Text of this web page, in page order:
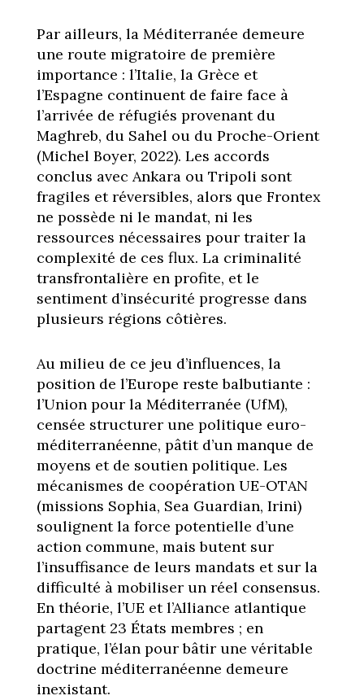
Par ailleurs, la Méditerranée demeure
une route migratoire de première
importance : l’Italie, la Grèce et
l’Espagne continuent de faire face à
l’arrivée de réfugiés provenant du
Maghreb, du Sahel ou du Proche-Orient
(Michel Boyer, 2022). Les accords
conclus avec Ankara ou Tripoli sont
fragiles et réversibles, alors que Frontex
ne possède ni le mandat, ni les
ressources nécessaires pour traiter la
complexité de ces flux. La criminalité
transfrontalière en profite, et le
sentiment d’insécurité progresse dans
plusieurs régions côtières.
Au milieu de ce jeu d’influences, la
position de l’Europe reste balbutiante :
l’Union pour la Méditerranée (UfM),
censée structurer une politique euro-
méditerranéenne, pâtit d’un manque de
moyens et de soutien politique. Les
mécanismes de coopération UE-OTAN
(missions Sophia, Sea Guardian, Irini)
soulignent la force potentielle d’une
action commune, mais butent sur
l’insuffisance de leurs mandats et sur la
difficulté à mobiliser un réel consensus.
En théorie, l’UE et l’Alliance atlantique
partagent 23 États membres ; en
pratique, l’élan pour bâtir une véritable
doctrine méditerranéenne demeure
inexistant.